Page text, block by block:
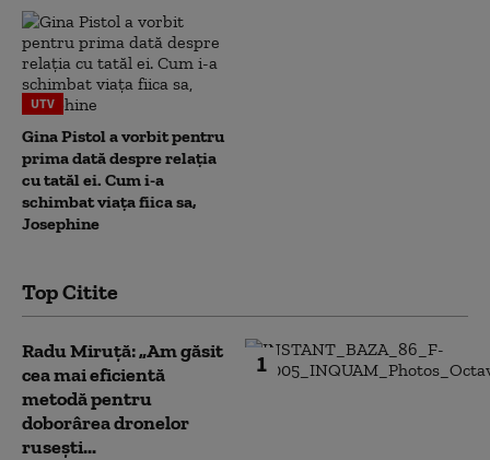
UTV
Gina Pistol a vorbit pentru
prima dată despre relația
cu tatăl ei. Cum i-a
schimbat viața fiica sa,
Josephine
Top Citite
1
Radu Miruță: „Am găsit
cea mai eficientă
metodă pentru
doborârea dronelor
rusești...